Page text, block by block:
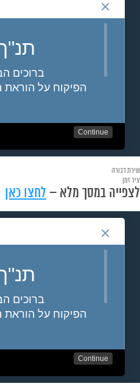
שירת דבורה
ציר זמן
לצפייה במסך מלא – לחצו כאן